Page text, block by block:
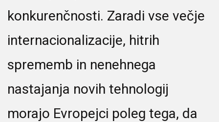
konkurenčnosti. Zaradi vse večje
internacionalizacije, hitrih
sprememb in nenehnega
nastajanja novih tehnologij
morajo Evropejci poleg tega, da